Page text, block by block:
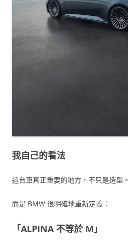
我自己的看法
這台車真正重要的地方，不只是造型。
而是 BMW 很明確地重新定義：
「ALPINA 不等於 M」